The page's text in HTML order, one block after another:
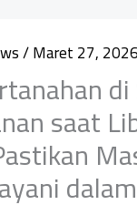
/Maret 27, 2026
saat